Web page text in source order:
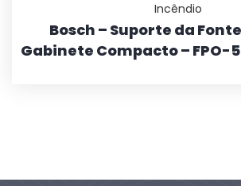
Incêndio
Bosch – Suporte da
Gabinete Compacto – FPO-